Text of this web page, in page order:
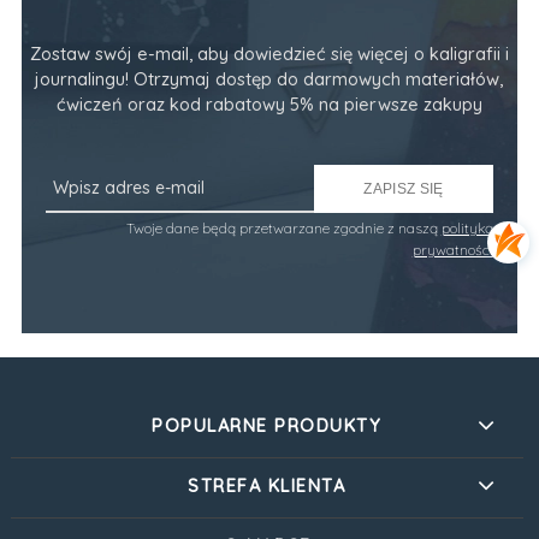
Zostaw swój e-mail, aby dowiedzieć się więcej o kaligrafii i
journalingu! Otrzymaj dostęp do darmowych materiałów,
ćwiczeń oraz kod rabatowy 5% na pierwsze zakupy
ZAPISZ SIĘ
Twoje dane będą przetwarzane zgodnie z naszą polityką
prywatności
POPULARNE PRODUKTY
STREFA KLIENTA